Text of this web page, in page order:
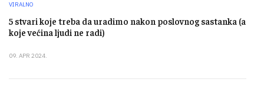
VIRALNO
5 stvari koje treba da uradimo nakon poslovnog sastanka (a
koje većina ljudi ne radi)
09. APR 2024.